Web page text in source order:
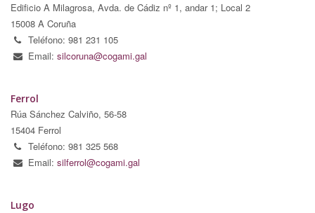
Edificio A Milagrosa, Avda. de Cádiz nº 1, andar 1; Local 2
15008 A Coruña
Teléfono: 981 231 105
Email: silcoruna@cogami.gal
Ferrol
Rúa Sánchez Calviño, 56-58
15404 Ferrol
Teléfono: 981 325 568
Email: silferrol@cogami.gal
Lugo